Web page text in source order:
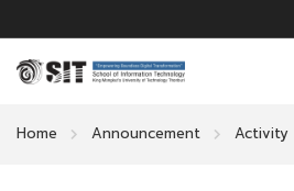
Home Announcement Activity